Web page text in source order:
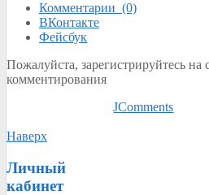
Комментарии (0)
ВКонтакте
Фейсбук
Пожалуйста, зарегистрируйтесь на
комментирования
JComments
Наверх
Личный
кабинет